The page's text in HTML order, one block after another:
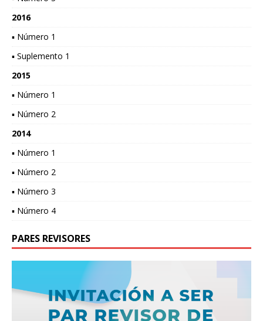
2016
▪ Número 1
▪ Suplemento 1
2015
▪ Número 1
▪ Número 2
2014
▪ Número 1
▪ Número 2
▪ Número 3
▪ Número 4
PARES REVISORES